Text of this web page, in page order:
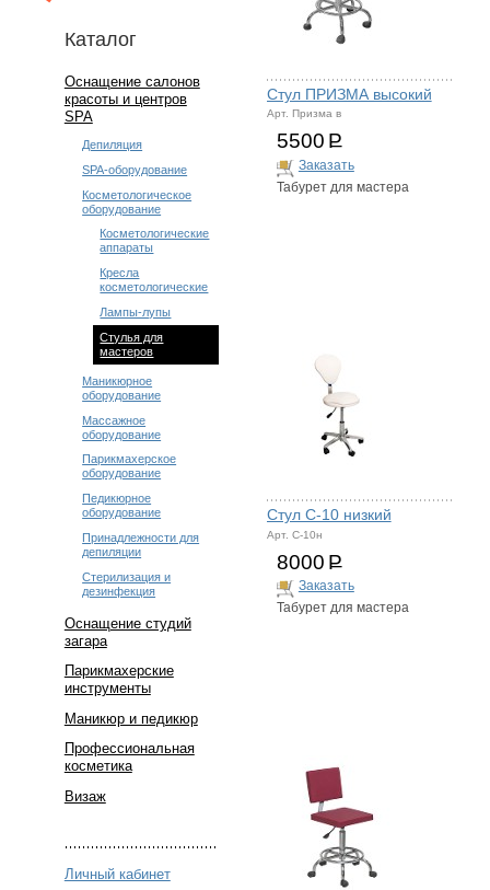
Каталог
Оснащение салонов
красоты и центров
SPA
Депиляция
SPA-оборудование
Косметологическое
оборудование
Косметологические
аппараты
Кресла
косметологические
Лампы-лупы
Стулья для
мастеров
Маникюрное
оборудование
Массажное
оборудование
Парикмахерское
оборудование
Педикюрное
оборудование
Принадлежности для
депиляции
Стерилизация и
дезинфекция
Оснащение студий
загара
Парикмахерские
инструменты
Маникюр и педикюр
Профессиональная
косметика
Визаж
Личный кабинет
Стул ПРИЗМА высокий
Арт. Призма в
5500 Р
Заказать
Табурет для мастера
Стул С-10 низкий
Арт. С-10н
8000 Р
Заказать
Табурет для мастера